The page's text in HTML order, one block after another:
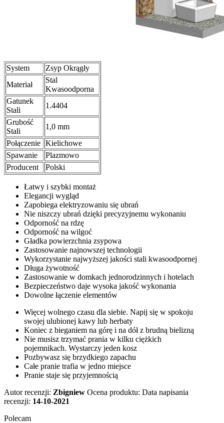
System
Zsyp Okrągły
Materiał
Stal
Kwasoodporna
Gatunek
Stali
1.4404
Grubość
Stali
1,0 mm
Połączenie Kielichowe
Spawanie
Plazmowo
Producent
Polski
Łatwy i szybki montaż
Elegancji wygląd
Zapobiega elektryzowaniu się ubrań
Nie niszczy ubrań dzięki precyzyjnemu wykonaniu
Odporność na rdzę
Odporność na wilgoć
Gładka powierzchnia zsypowa
Zastosowanie najnowszej technologii
Wykorzystanie najwyższej jakości stali kwasoodpornej
Długa żywotność
Zastosowanie w domkach jednorodzinnych i hotelach
Bezpieczeństwo daje wysoka jakość wykonania
Dowolne łączenie elementów
Więcej wolnego czasu dla siebie. Napij się w spokoju
swojej ulubionej kawy lub herbaty
Koniec z bieganiem na górę i na dół z brudną bielizną
Nie musisz trzymać prania w kilku ciężkich
pojemnikach. Wystarczy jeden kosz
Pozbywasz się brzydkiego zapachu
Całe pranie trafia w jedno miejsce
Pranie staje się przyjemnością
Autor recenzji: Zbigniew Ocena produktu: Data napisania
recenzji: 14-10-2021
Polecam